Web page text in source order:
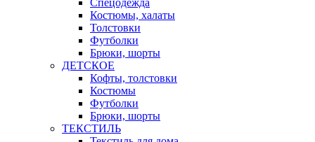
Спецодежда
Костюмы, халаты
Толстовки
Футболки
Брюки, шорты
ДЕТСКОЕ
Кофты, толстовки
Костюмы
Футболки
Брюки, шорты
ТЕКСТИЛЬ